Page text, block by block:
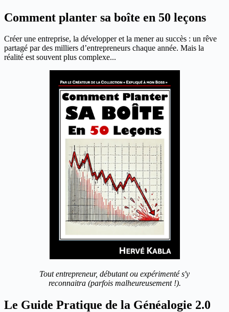
Comment planter sa boîte en 50 leçons
Créer une entreprise, la développer et la mener au succès : un rêve
partagé par des milliers d’entrepreneurs chaque année. Mais la
réalité est souvent plus complexe...
Tout entrepreneur, débutant ou expérimenté s'y
reconnaitra (parfois malheureusement !).
Le Guide Pratique de la Généalogie 2.0